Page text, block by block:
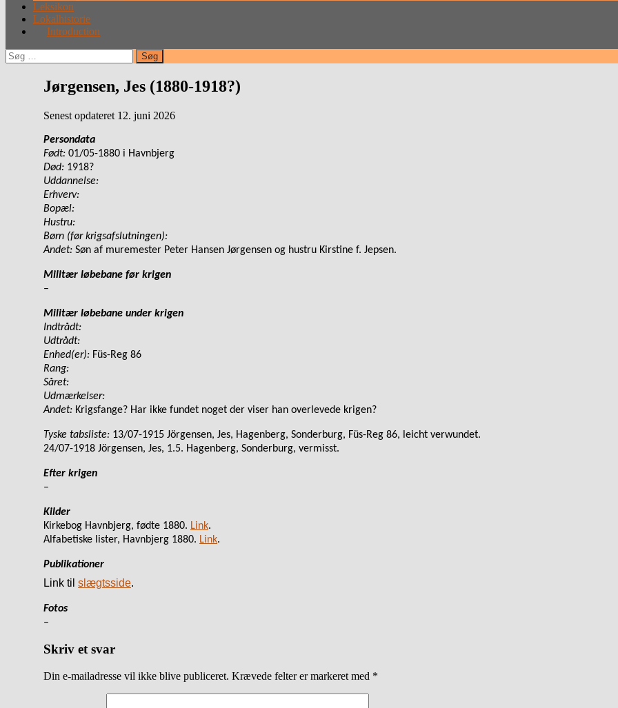
Leksikon
Lokalhistorie
Introduction
Søg
efter:
Jørgensen, Jes (1880-1918?)
Senest opdateret 12. juni 2026
Persondata
Født: 01/05-1880 i Havnbjerg
Død: 1918?
Uddannelse:
Erhverv:
Bopæl:
Hustru:
Børn (før krigsafslutningen):
Andet: Søn af muremester Peter Hansen Jørgensen og hustru Kirstine f. Jepsen.
Militær løbebane før krigen
–
Militær løbebane under krigen
Indtrådt:
Udtrådt:
Enhed(er): Füs-Reg 86
Rang:
Såret:
Udmærkelser:
Andet: Krigsfange? Har ikke fundet noget der viser han overlevede krigen?
Tyske tabsliste: 13/07-1915 Jörgensen, Jes, Hagenberg, Sonderburg, Füs-Reg 86, leicht verwundet.
24/07-1918 Jörgensen, Jes, 1.5. Hagenberg, Sonderburg, vermisst.
Efter krigen
–
Kilder
Kirkebog Havnbjerg, fødte 1880. Link.
Alfabetiske lister, Havnbjerg 1880. Link.
Publikationer
Link til slægtsside.
Fotos
–
Skriv et svar
Din e-mailadresse vil ikke blive publiceret. Krævede felter er markeret med *